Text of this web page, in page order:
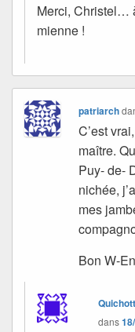
Merci, Christel…
mienne !
patriarch
C’est
maître.
Puy- de-
nichée,
mes
Bon W-
dans